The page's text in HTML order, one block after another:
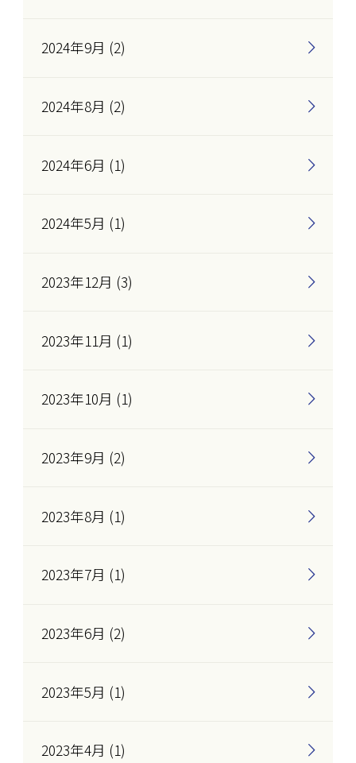
2024年9月 (2)
2024年8月 (2)
2024年6月 (1)
2024年5月 (1)
2023年12月 (3)
2023年11月 (1)
2023年10月 (1)
2023年9月 (2)
2023年8月 (1)
2023年7月 (1)
2023年6月 (2)
2023年5月 (1)
2023年4月 (1)